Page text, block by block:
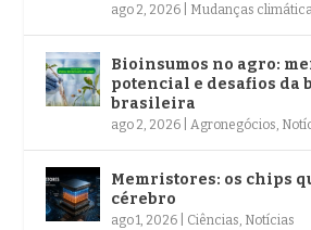
ago 2, 2026 Mudanças
Bioinsumos no agro:
potencial e desafios da
brasileira
ago 2, 2026 |Agronegócios,
Memristores: os chips
cérebro
ago 1, 2026 Ciências, Notícias